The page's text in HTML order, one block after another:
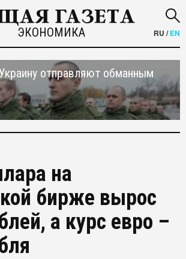
ЭКОНОМИКА RU /EN
отправляют обманным
на
бирже вырос
а курс евро –